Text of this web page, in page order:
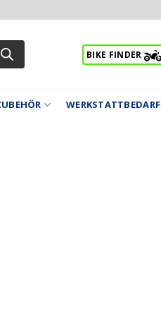
BIKE FINDER
WERKSTATTBEDARF